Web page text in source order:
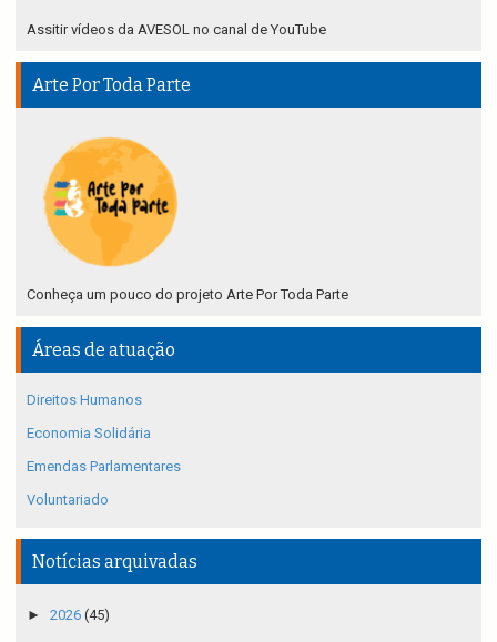
Assitir vídeos da AVESOL no canal de YouTube
Arte Por Toda Parte
Conheça um pouco do projeto Arte Por Toda Parte
Áreas de atuação
Direitos Humanos
Economia Solidária
Emendas Parlamentares
Voluntariado
Notícias arquivadas
► 2026 (45)